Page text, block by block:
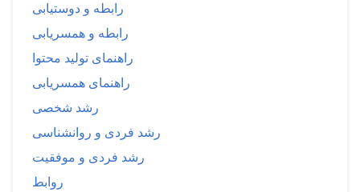
رابطه و دوستیابی
رابطه و همسریابی
راهنمای تولید محتوا
راهنمای همسریابی
رشد شخصی
رشد فردی و روانشناسی
رشد فردی و موفقیت
روابط